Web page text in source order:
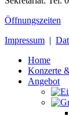
Öffnungszeiten
Impressum |
Home
Konzerte
Angebot